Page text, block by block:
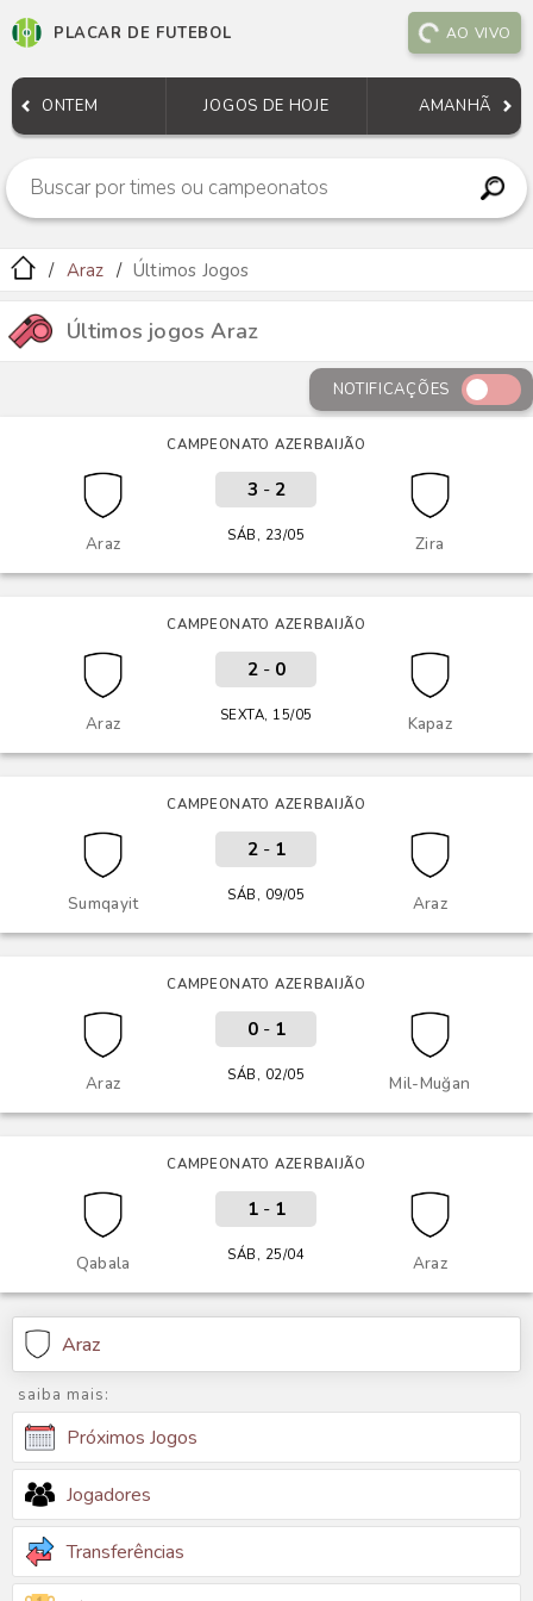
PLACAR DE FUTEBOL AO VIVO
ONTEM JOGOS DE HOJE AMANHÃ
Araz Últimos Jogos
Últimos jogos Araz
NOTIFICAÇÕES
CAMPEONATO AZERBAIJÃO
Araz Zira
3 - 2
SÁB, 23/05
CAMPEONATO AZERBAIJÃO
Araz Kapaz
2- 0
SEXTA, 15/05
CAMPEONATO AZERBAIJÃO
Sumqayit Araz
2- 1
SÁB, 09/05
CAMPEONATO AZERBAIJÃO
Araz Mil-Muğan
0- 1
SÁB, 02/05
CAMPEONATO AZERBAIJÃO
Qabala Araz
1- 1
SÁB, 25/04
Araz
saiba mais:
Próximos Jogos
Jogadores
Transferências